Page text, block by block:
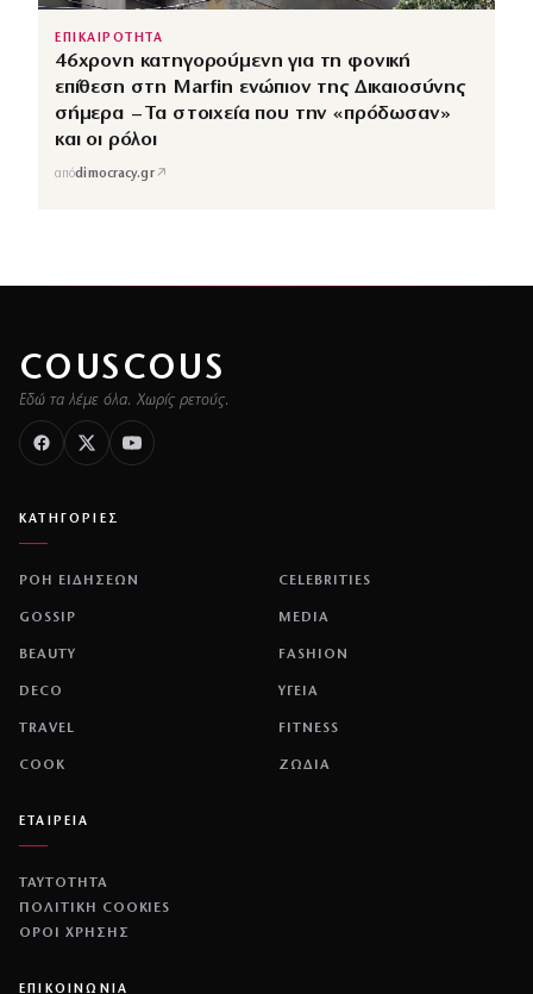
ΕΠΙΚΑΙΡΟΤΗΤΑ
46χρονη κατηγορούμενη για τη φονική
επίθεση στη Marfin ενώπιον της Δικαιοσύνης
σήμερα – Τα στοιχεία που την «πρόδωσαν»
και οι ρόλοι
απόdimocracy.gr↗
COUSCOUS
Εδώ τα λέμε όλα. Χωρίς ρετούς.
ΚΑΤΗΓΟΡΙΕΣ
ΡΟΗ ΕΙΔΗΣΕΩΝ CELEBRITIES
GOSSIP MEDIA
BEAUTY FASHION
DECO ΥΓΕΙΑ
TRAVEL FITNESS
COOK ΖΩΔΙΑ
ΕΤΑΙΡΕΙΑ
ΤΑΥΤΟΤΗΤΑ
ΠΟΛΙΤΙΚΉ COOKIES
ΌΡΟΙ ΧΡΉΣΗΣ
ΕΠΙΚΟΙΝΩΝΙΑ